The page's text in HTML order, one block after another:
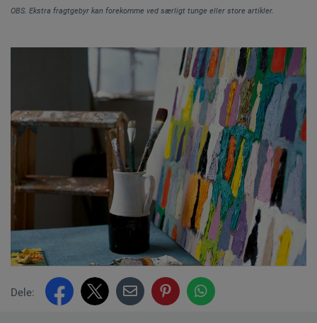
OBS. Ekstra fragtgebyr kan forekomme ved særligt tunge eller store artikler.
Dele: